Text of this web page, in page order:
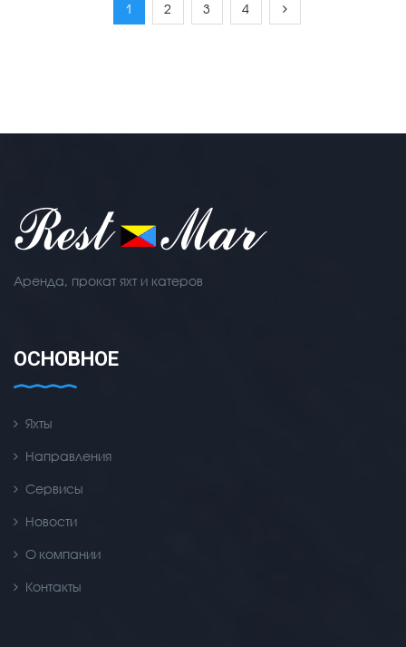
1 2 3 4
Аренда, прокат яхт и катеров
ОСНОВНОЕ
Яхты
Направления
Сервисы
Новости
О компании
Контакты